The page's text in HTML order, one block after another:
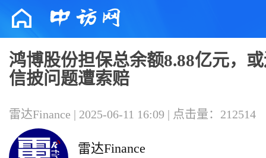
鸿博股份担保总余额8.88亿元，
信披问题遭索赔
雷达Finance | 2025-06-11 16:09 | 点击量：212514
雷达Finance